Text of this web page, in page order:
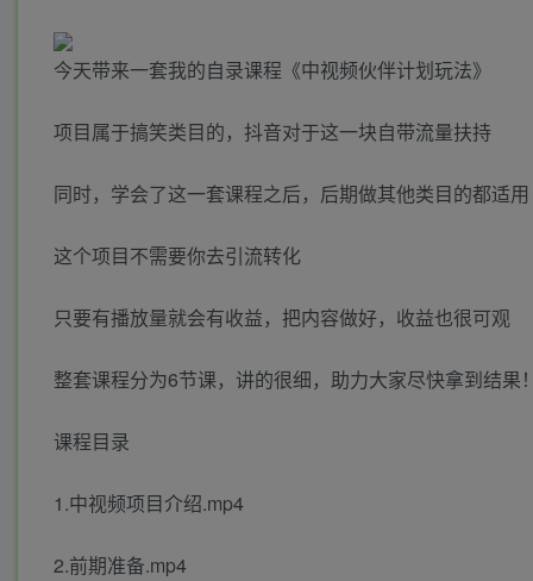
今天带来一套我的自录课程《中视频伙伴计划玩法》
项目属于搞笑类目的，抖音对于这一块自带流量扶持
同时，学会了这一套课程之后，后期做其他类目的都适用
这个项目不需要你去引流转化
只要有播放量就会有收益，把内容做好，收益也很可观
整套课程分为6节课，讲的很细，助力大家尽快拿到结果
课程目录
1.中视频项目介绍.mp4
2.前期准备.mp4